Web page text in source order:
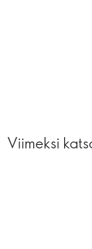
Viimeksi